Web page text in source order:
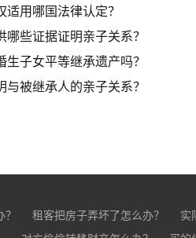
用哪国法律认定？
些证据证明亲子关系？
子女平等继承遗产吗？
被继承人的亲子关系？
租客把房子弄坏了怎么办？
实